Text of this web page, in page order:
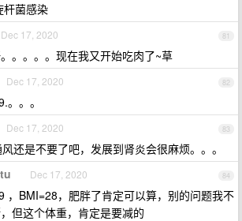
杆菌感染
81
Dec 17, 2020
。。。。现在我又开始吃肉了~草
82
Dec 17, 2020
。。。
83
Dec 17, 2020
还是不要了吧，发展到肾炎会很麻烦。。。
84
Dec 17, 2020
，BMI=28，肥胖了肯定可以算，别的问题我不
但这个体重，肯定是要减的